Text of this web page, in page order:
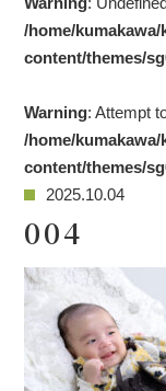
/home/
content/themes/
Warning: Attempt
/home/
content/themes/
2025.10.04
004